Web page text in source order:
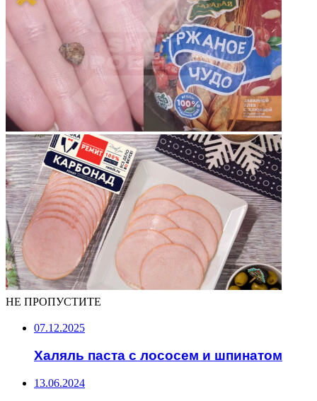
НЕ ПРОПУСТИТЕ
07.12.2025
Халяль паста с лососем и шпинатом
13.06.2024